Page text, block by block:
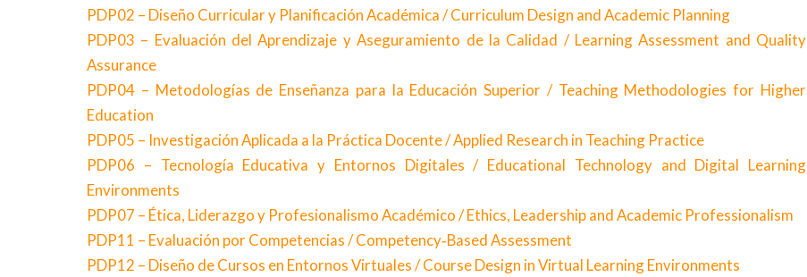
PDP02 – Diseño Curricular y Planificación Académica / Curriculum Design and Academic Planning
PDP03 – Evaluación del Aprendizaje y Aseguramiento de la Calidad / Learning Assessment and Quality
Assurance
PDP04 – Metodologías de Enseñanza para la Educación Superior / Teaching Methodologies for Higher
Education
PDP05 – Investigación Aplicada a la Práctica Docente / Applied Research in Teaching Practice
PDP06 – Tecnología Educativa y Entornos Digitales / Educational Technology and Digital Learning
Environments
PDP07 – Ética, Liderazgo y Profesionalismo Académico / Ethics, Leadership and Academic Professionalism
PDP11 – Evaluación por Competencias / Competency‑Based Assessment
PDP12 – Diseño de Cursos en Entornos Virtuales / Course Design in Virtual Learning Environments